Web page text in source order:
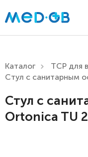
Каталог
ТСР для
Стул с санитарным
Стул с
Ortonica TU